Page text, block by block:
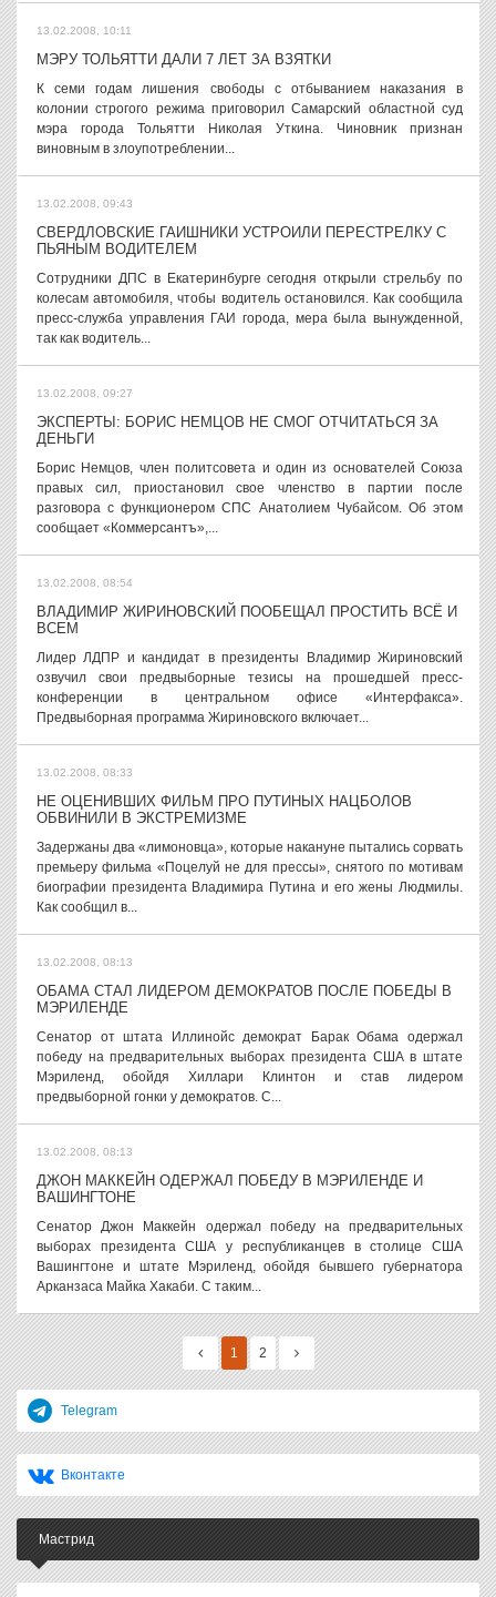
13.02.2008, 10:11
МЭРУ ТОЛЬЯТТИ ДАЛИ 7 ЛЕТ ЗА ВЗЯТКИ
К семи годам лишения свободы с отбыванием наказания в
колонии строгого режима приговорил Самарский областной суд
мэра города Тольятти Николая Уткина. Чиновник признан
виновным в злоупотреблении...
13.02.2008, 09:43
СВЕРДЛОВСКИЕ ГАИШНИКИ УСТРОИЛИ ПЕРЕСТРЕЛКУ С
ПЬЯНЫМ ВОДИТЕЛЕМ
Сотрудники ДПС в Екатеринбурге сегодня открыли стрельбу по
колесам автомобиля, чтобы водитель остановился. Как сообщила
пресс-служба управления ГАИ города, мера была вынужденной,
так как водитель...
13.02.2008, 09:27
ЭКСПЕРТЫ: БОРИС НЕМЦОВ НЕ СМОГ ОТЧИТАТЬСЯ ЗА
ДЕНЬГИ
Борис Немцов, член политсовета и один из основателей Союза
правых сил, приостановил свое членство в партии после
разговора с функционером СПС Анатолием Чубайсом. Об этом
сообщает «Коммерсантъ»,...
13.02.2008, 08:54
ВЛАДИМИР ЖИРИНОВСКИЙ ПООБЕЩАЛ ПРОСТИТЬ ВСЁ И
ВСЕМ
Лидер ЛДПР и кандидат в президенты Владимир Жириновский
озвучил свои предвыборные тезисы на прошедшей пресс-
конференции в центральном офисе «Интерфакса».
Предвыборная программа Жириновского включает...
13.02.2008, 08:33
НЕ ОЦЕНИВШИХ ФИЛЬМ ПРО ПУТИНЫХ НАЦБОЛОВ
ОБВИНИЛИ В ЭКСТРЕМИЗМЕ
Задержаны два «лимоновца», которые накануне пытались сорвать
премьеру фильма «Поцелуй не для прессы», снятого по мотивам
биографии президента Владимира Путина и его жены Людмилы.
Как сообщил в...
13.02.2008, 08:13
ОБАМА СТАЛ ЛИДЕРОМ ДЕМОКРАТОВ ПОСЛЕ ПОБЕДЫ В
МЭРИЛЕНДЕ
Сенатор от штата Иллинойс демократ Барак Обама одержал
победу на предварительных выборах президента США в штате
Мэриленд, обойдя Хиллари Клинтон и став лидером
предвыборной гонки у демократов. С...
13.02.2008, 08:13
ДЖОН МАККЕЙН ОДЕРЖАЛ ПОБЕДУ В МЭРИЛЕНДЕ И
ВАШИНГТОНЕ
Сенатор Джон Маккейн одержал победу на предварительных
выборах президента США у республиканцев в столице США
Вашингтоне и штате Мэриленд, обойдя бывшего губернатора
Арканзаса Майка Хакаби. С таким...
1 2
Telegram
Вконтакте
Мастрид